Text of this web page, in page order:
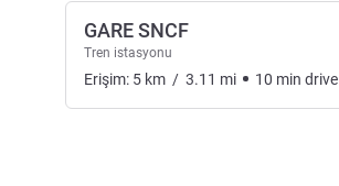
GARE SNCF
Tren istasyonu
Erişim: 5 km / 3.11 mi 10 min drive